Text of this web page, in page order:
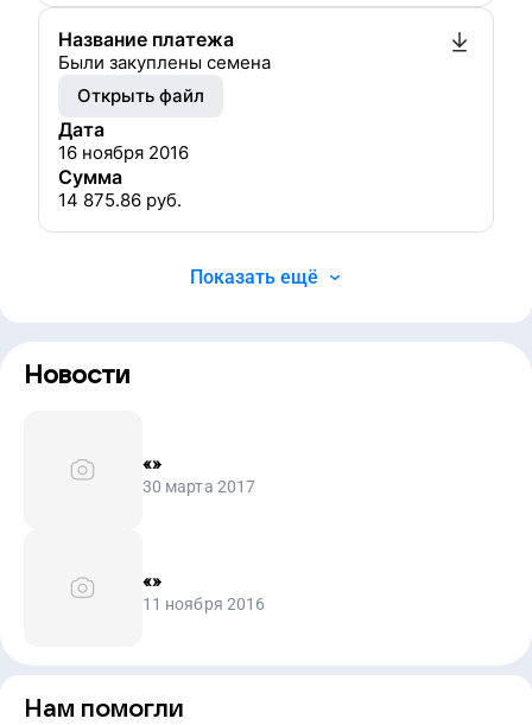
Название платежа
Были закуплены семена
Открыть файл
Дата
16 ноября 2016
Сумма
14 875.86 руб.
Показать ещё
Новости
«»
30 марта 2017
«»
11 ноября 2016
Нам помогли